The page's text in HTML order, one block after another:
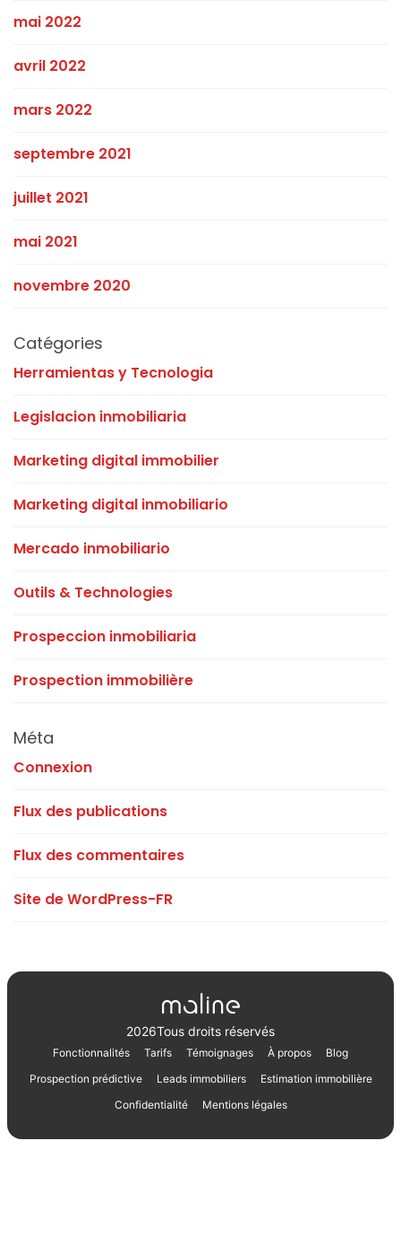
mai 2022
avril 2022
mars 2022
septembre 2021
juillet 2021
mai 2021
novembre 2020
Catégories
Herramientas y Tecnologia
Legislacion inmobiliaria
Marketing digital immobilier
Marketing digital inmobiliario
Mercado inmobiliario
Outils & Technologies
Prospeccion inmobiliaria
Prospection immobilière
Méta
Connexion
Flux des publications
Flux des commentaires
Site de WordPress-FR
2026Tous droits réservés
Fonctionnalités Tarifs Témoignages À propos
Blog
Prospection prédictive
Leads immobiliers
Estimation immobilière
Confidentialité
Mentions légales